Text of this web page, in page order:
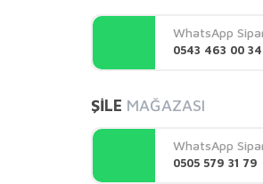
Ürün açıklamasında eksik
Ürün bilgilerinde hatalar
Ürün fiyatı diğer sitelerden
Bu ürüne benzer farklı
WhatsApp
0543 463 00 34
ŞİLE MAĞAZASI
WhatsApp
0505 579 31 79